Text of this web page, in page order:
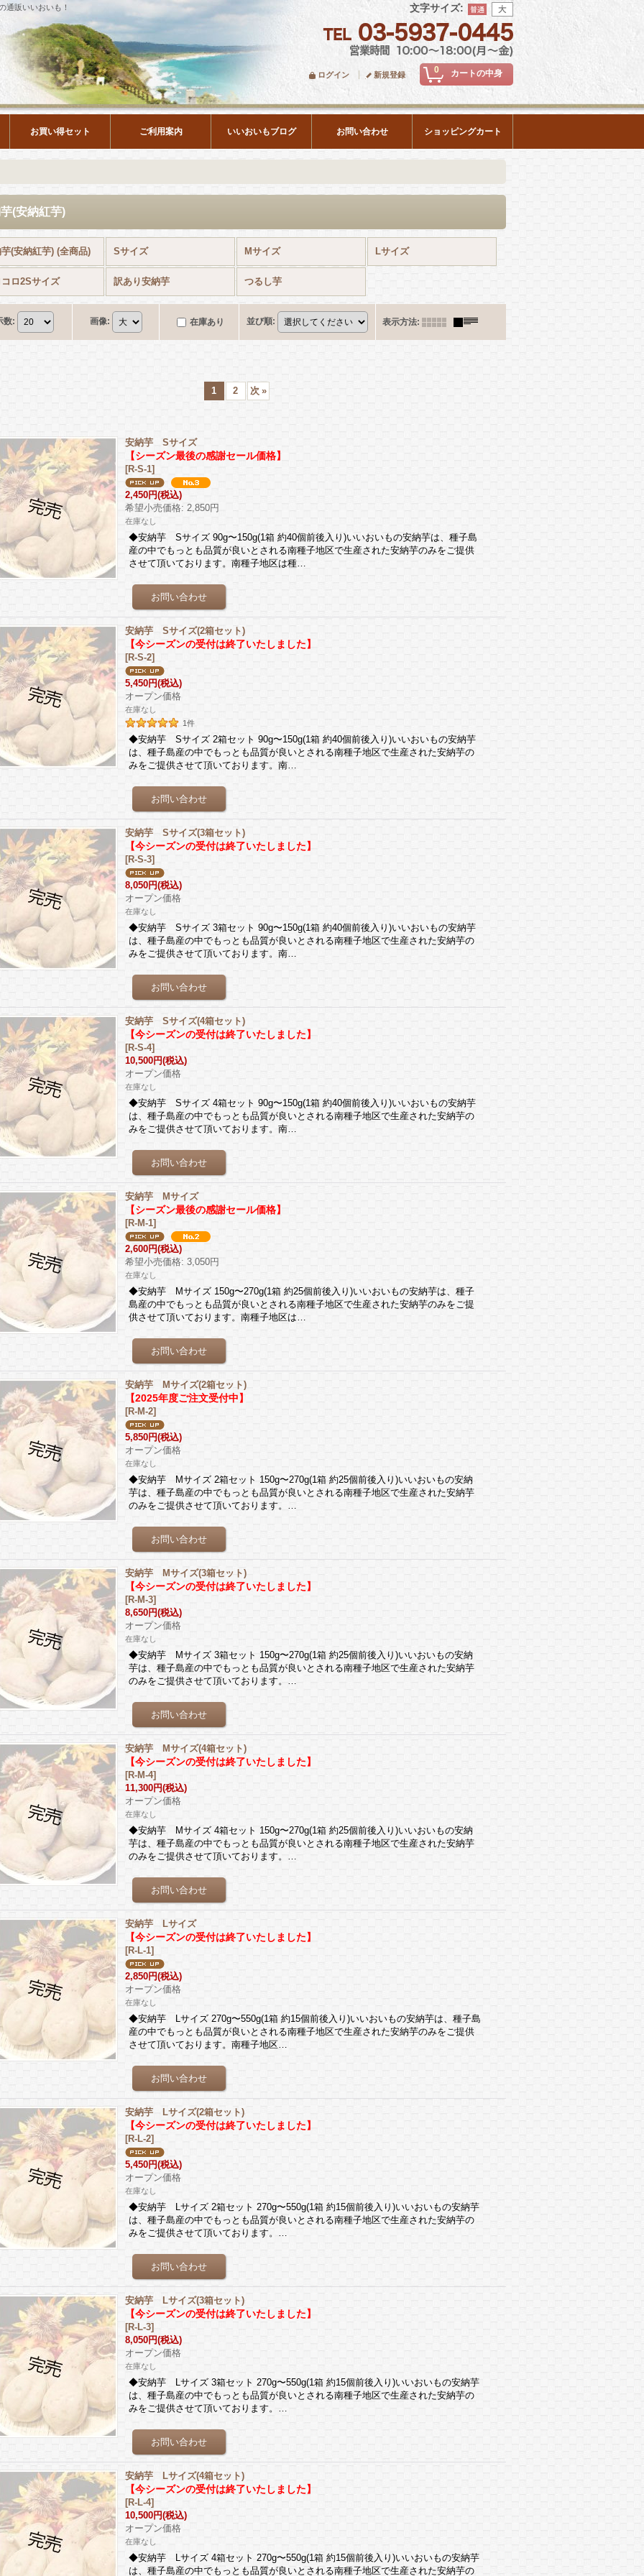
通販いいおいも！ 文字サイズ:
0 カートの中身
ログイン 新規登録
お買い得セット ご利用案内 いいおいもブログ お問い合わせ ショッピングカート
(安納紅芋)
(安納紅芋) (全商品) Sサイズ Mサイズ Lサイズ
ロ2Sサイズ 訳あり安納芋 つるし芋
数: 画像: 在庫あり 並び順: 表示方法:
1 2 次 »
安納芋 Sサイズ
【シーズン最後の感謝セール価格】
[R-S-1]
2,450円(税込)
希望小売価格: 2,850円
在庫なし
◆安納芋 Sサイズ 90g〜150g(1箱 約40個前後入り)いいおいもの安納芋は、種子島
産の中でもっとも品質が良いとされる南種子地区で生産された安納芋のみをご提供
させて頂いております。南種子地区は種…
安納芋 Sサイズ(2箱セット)
【今シーズンの受付は終了いたしました】
[R-S-2]
5,450円(税込)
オープン価格
在庫なし
1件
◆安納芋 Sサイズ 2箱セット 90g〜150g(1箱 約40個前後入り)いいおいもの安納芋
は、種子島産の中でもっとも品質が良いとされる南種子地区で生産された安納芋の
みをご提供させて頂いております。南…
安納芋 Sサイズ(3箱セット)
【今シーズンの受付は終了いたしました】
[R-S-3]
8,050円(税込)
オープン価格
在庫なし
◆安納芋 Sサイズ 3箱セット 90g〜150g(1箱 約40個前後入り)いいおいもの安納芋
は、種子島産の中でもっとも品質が良いとされる南種子地区で生産された安納芋の
みをご提供させて頂いております。南…
安納芋 Sサイズ(4箱セット)
【今シーズンの受付は終了いたしました】
[R-S-4]
10,500円(税込)
オープン価格
在庫なし
◆安納芋 Sサイズ 4箱セット 90g〜150g(1箱 約40個前後入り)いいおいもの安納芋
は、種子島産の中でもっとも品質が良いとされる南種子地区で生産された安納芋の
みをご提供させて頂いております。南…
安納芋 Mサイズ
【シーズン最後の感謝セール価格】
[R-M-1]
2,600円(税込)
希望小売価格: 3,050円
在庫なし
◆安納芋 Mサイズ 150g〜270g(1箱 約25個前後入り)いいおいもの安納芋は、種子
島産の中でもっとも品質が良いとされる南種子地区で生産された安納芋のみをご提
供させて頂いております。南種子地区は…
安納芋 Mサイズ(2箱セット)
【2025年度ご注文受付中】
[R-M-2]
5,850円(税込)
オープン価格
在庫なし
◆安納芋 Mサイズ 2箱セット 150g〜270g(1箱 約25個前後入り)いいおいもの安納
芋は、種子島産の中でもっとも品質が良いとされる南種子地区で生産された安納芋
のみをご提供させて頂いております。…
安納芋 Mサイズ(3箱セット)
【今シーズンの受付は終了いたしました】
[R-M-3]
8,650円(税込)
オープン価格
在庫なし
◆安納芋 Mサイズ 3箱セット 150g〜270g(1箱 約25個前後入り)いいおいもの安納
芋は、種子島産の中でもっとも品質が良いとされる南種子地区で生産された安納芋
のみをご提供させて頂いております。…
安納芋 Mサイズ(4箱セット)
【今シーズンの受付は終了いたしました】
[R-M-4]
11,300円(税込)
オープン価格
在庫なし
◆安納芋 Mサイズ 4箱セット 150g〜270g(1箱 約25個前後入り)いいおいもの安納
芋は、種子島産の中でもっとも品質が良いとされる南種子地区で生産された安納芋
のみをご提供させて頂いております。…
安納芋 Lサイズ
【今シーズンの受付は終了いたしました】
[R-L-1]
2,850円(税込)
オープン価格
在庫なし
◆安納芋 Lサイズ 270g〜550g(1箱 約15個前後入り)いいおいもの安納芋は、種子島
産の中でもっとも品質が良いとされる南種子地区で生産された安納芋のみをご提供
させて頂いております。南種子地区…
安納芋 Lサイズ(2箱セット)
【今シーズンの受付は終了いたしました】
[R-L-2]
5,450円(税込)
オープン価格
在庫なし
◆安納芋 Lサイズ 2箱セット 270g〜550g(1箱 約15個前後入り)いいおいもの安納芋
は、種子島産の中でもっとも品質が良いとされる南種子地区で生産された安納芋の
みをご提供させて頂いております。…
安納芋 Lサイズ(3箱セット)
【今シーズンの受付は終了いたしました】
[R-L-3]
8,050円(税込)
オープン価格
在庫なし
◆安納芋 Lサイズ 3箱セット 270g〜550g(1箱 約15個前後入り)いいおいもの安納芋
は、種子島産の中でもっとも品質が良いとされる南種子地区で生産された安納芋の
みをご提供させて頂いております。…
安納芋 Lサイズ(4箱セット)
【今シーズンの受付は終了いたしました】
[R-L-4]
10,500円(税込)
オープン価格
在庫なし
◆安納芋 Lサイズ 4箱セット 270g〜550g(1箱 約15個前後入り)いいおいもの安納芋
は、種子島産の中でもっとも品質が良いとされる南種子地区で生産された安納芋の